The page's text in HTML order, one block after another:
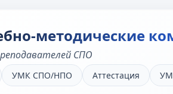
методические
СПО
УМК СПО/НПО Аттестация